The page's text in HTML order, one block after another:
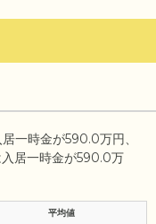
一時金が590.0万円、
居一時金が590.0万
平均値